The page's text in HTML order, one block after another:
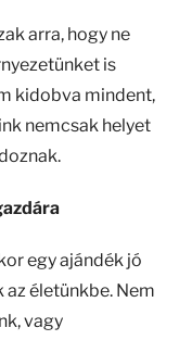
arra, hogy ne
is
kidobva mindent,
nemcsak helyet
egy ajándék jó
életünkbe. Nem
vagy